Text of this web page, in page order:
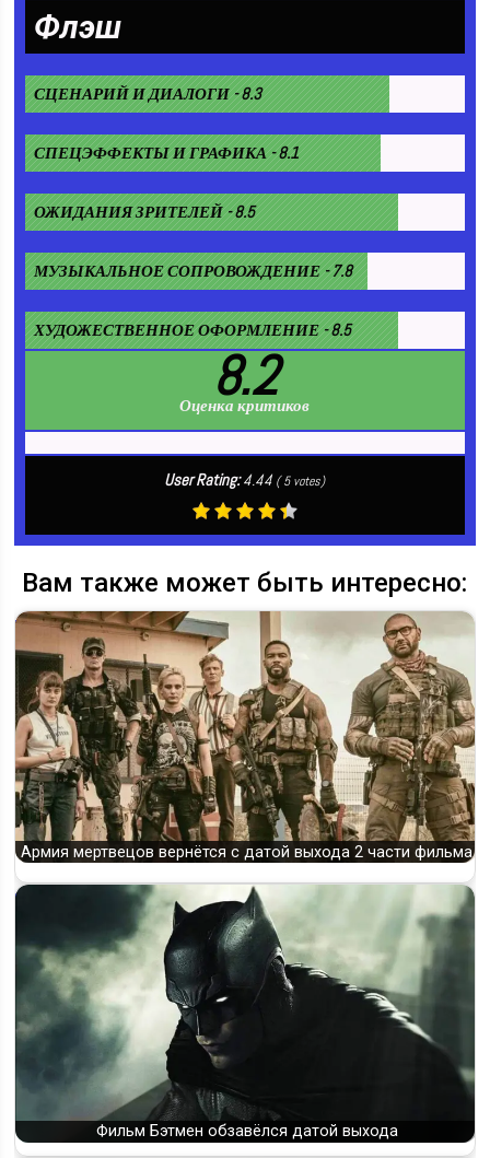
Флэш
СЦЕНАРИЙ И ДИАЛОГИ - 8.3
СПЕЦЭФФЕКТЫ И ГРАФИКА - 8.1
ОЖИДАНИЯ ЗРИТЕЛЕЙ - 8.5
МУЗЫКАЛЬНОЕ СОПРОВОЖДЕНИЕ - 7.8
ХУДОЖЕСТВЕННОЕ ОФОРМЛЕНИЕ - 8.5
8.2
Оценка критиков
User Rating:4.44 (5votes)
Вам также может быть интересно:
Армия мертвецов вернётся с датой выхода 2 части фильма
Фильм Бэтмен обзавёлся датой выхода